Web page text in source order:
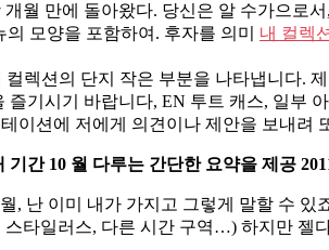
월 만에 돌아왔다. 당신은 알 수가으로서,
모양을 포함하여. 후자를 의미 내 컬렉
컬렉션의 단지 작은 부분을 나타냅니다.
기시기 바랍니다, EN 투트 캐스, 일부
이션에 저에게 의견이나 제안을 보내려
간 10 월 다루는 간단한 요약을 제공
, 난 이미 내가 가지고 그렇게 말할 수 있
스타일러스, 다른 시간 구역…) 하지만